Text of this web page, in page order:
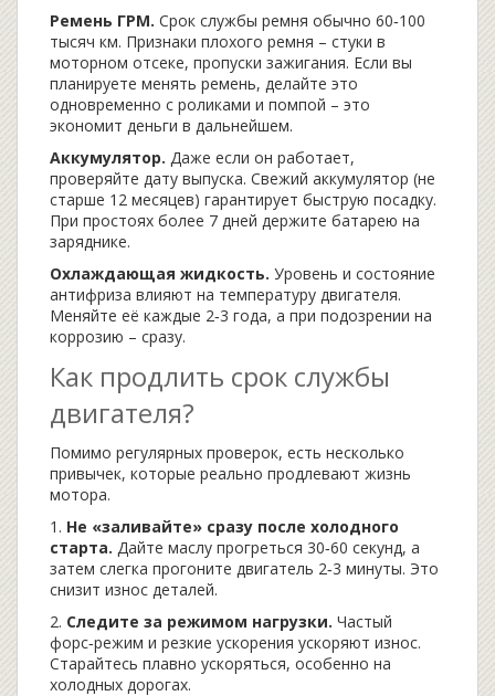
Ремень ГРМ. Срок службы ремня обычно 60‑100
тысяч км. Признаки плохого ремня – стуки в
моторном отсеке, пропуски зажигания. Если вы
планируете менять ремень, делайте это
одновременно с роликами и помпой – это
экономит деньги в дальнейшем.
Аккумулятор. Даже если он работает,
проверяйте дату выпуска. Свежий аккумулятор (не
старше 12 месяцев) гарантирует быструю посадку.
При простоях более 7 дней держите батарею на
заряднике.
Охлаждающая жидкость. Уровень и состояние
антифриза влияют на температуру двигателя.
Меняйте её каждые 2‑3 года, а при подозрении на
коррозию – сразу.
Как продлить срок службы
двигателя?
Помимо регулярных проверок, есть несколько
привычек, которые реально продлевают жизнь
мотора.
1. Не «заливайте» сразу после холодного
старта. Дайте маслу прогреться 30‑60 секунд, а
затем слегка прогоните двигатель 2‑3 минуты. Это
снизит износ деталей.
2. Следите за режимом нагрузки. Частый
форс‑режим и резкие ускорения ускоряют износ.
Старайтесь плавно ускоряться, особенно на
холодных дорогах.